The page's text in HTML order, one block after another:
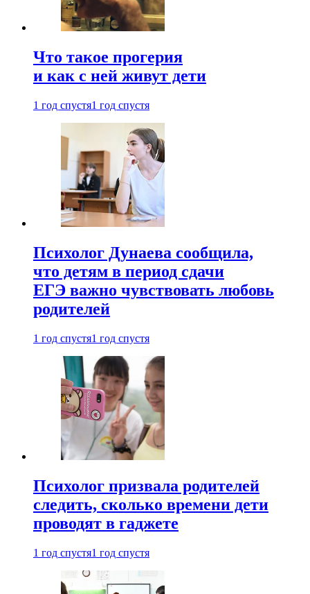
Что такое прогерия
и как с ней живут дети
1 год спустя1 год спустя
Психолог Дунаева сообщила,
что детям в период сдачи
ЕГЭ важно чувствовать любовь
родителей
1 год спустя1 год спустя
Психолог призвала родителей
следить, сколько времени дети
проводят в гаджете
1 год спустя1 год спустя